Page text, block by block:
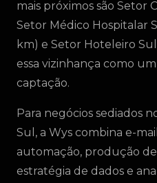
mais próximos são Setor
Setor Médico Hospitalar
km) e Setor Hoteleiro
essa vizinhança como
captação.
Para negócios sediados
Sul, a Wys combina e-
automação, produção
estratégia de dados e